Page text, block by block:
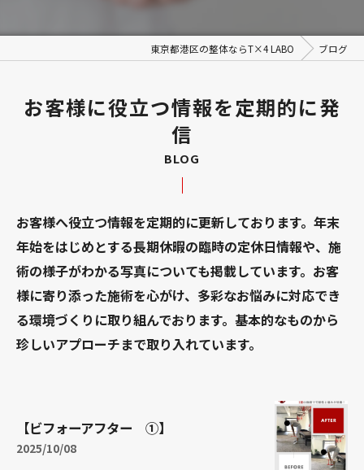
東京都港区の整体ならT×4 LABO ブログ
お客様に役立つ情報を定期的に発
信
BLOG
お客様へ役立つ情報を定期的に更新しております。年末
年始をはじめとする長期休暇の臨時の定休日情報や、施
術の様子がわかる写真についても掲載しています。お客
様に寄り添った施術を心がけ、多彩なお悩みに対応でき
る環境づくりに取り組んでおります。基本的なものから
珍しいアプローチまで取り入れています。
【ビフォーアフター ①】
2025/10/08